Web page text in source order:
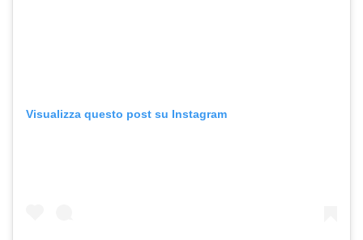
Visualizza questo post su Instagram